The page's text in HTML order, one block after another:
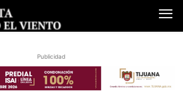
Publicidad